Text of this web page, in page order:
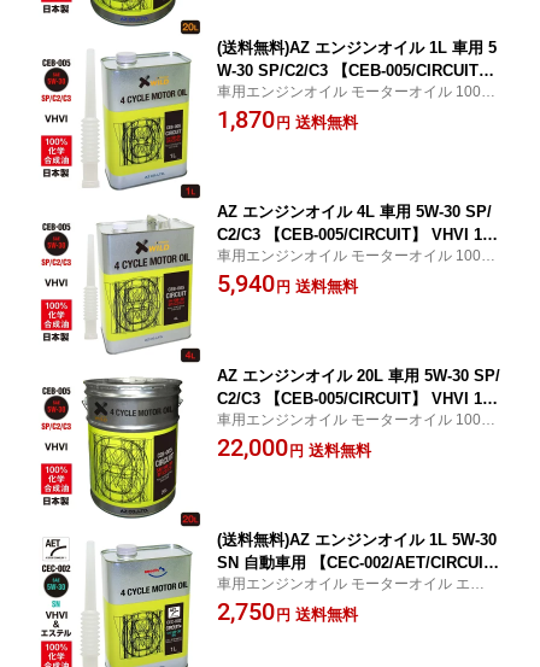
(送料無料)AZ エンジンオイル 1L 車用 5
W-30 SP/C2/C3 【CEB-005/CIRCUIT】
VHVI 100%化学合成油 自動車用 4輪用
【送料無料(北海道・沖縄・離島除く)】
車用エンジンオイル モーターオイル 100%
化学合成油 サーキット
1,870 円 送料無料
AZ エンジンオイル 4L 車用 5W-30 SP/
C2/C3 【CEB-005/CIRCUIT】 VHVI 10
0%化学合成油 自動車用 4輪用
車用エンジンオイル モーターオイル 100%
化学合成油 サーキット
5,940 円 送料無料
AZ エンジンオイル 20L 車用 5W-30 SP/
C2/C3 【CEB-005/CIRCUIT】 VHVI 10
0%化学合成油 自動車用 4輪用
車用エンジンオイル モーターオイル 100%
化学合成油 サーキット
22,000 円 送料無料
(送料無料)AZ エンジンオイル 1L 5W-30
SN 自動車用 【CEC-002/AET/CIRCUIT
+】VHVI+エステルオイル 100%化学合
成油 車 エンジンオイル モーターオイル
車用エンジンオイル モーターオイル エステ
ルオイル配合 サーキット AET
2,750 円 送料無料